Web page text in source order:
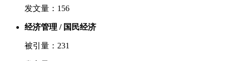
发文量：156
经济管理 / 国民经济
被引量：231